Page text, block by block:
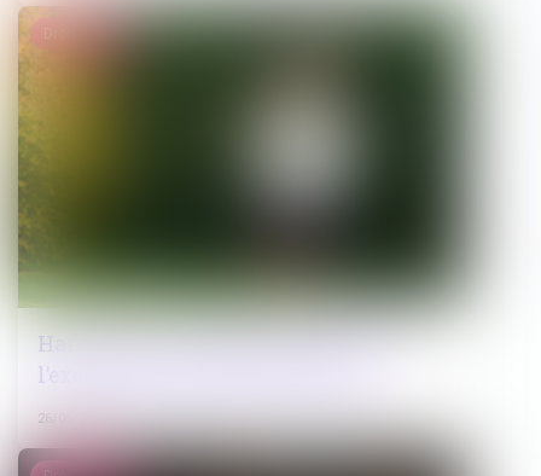
Harcèlement conjugal et retrait de
l’exercice de l’autorité parentale
26/05/2026
Droit pénal